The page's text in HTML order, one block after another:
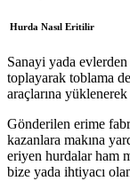
Hurda Nasıl Eritilir
Sanayi yada evlerden
toplayarak toblama
araçlarına
Gönderilen erime
kazanlara makına
eriyen hurdalar ham
bize yada ihtiyacı